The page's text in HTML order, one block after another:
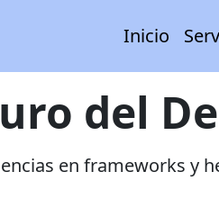
Inicio
del
en frameworks y